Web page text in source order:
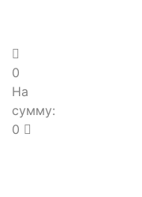
0
На
сумму:
0